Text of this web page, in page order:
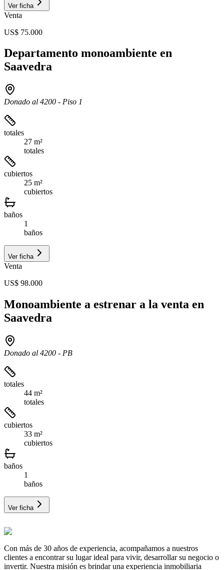
Ver ficha
Venta
US$ 75.000
Departamento monoambiente en
Saavedra
Donado al 4200 - Piso 1
totales
27 m²
totales
cubiertos
25 m²
cubiertos
baños
1
baños
Ver ficha
Venta
US$ 98.000
Monoambiente a estrenar a la venta en
Saavedra
Donado al 4200 - PB
totales
44 m²
totales
cubiertos
33 m²
cubiertos
baños
1
baños
Ver ficha
Con más de 30 años de experiencia, acompañamos a nuestros
clientes a encontrar su lugar ideal para vivir, desarrollar su negocio o
invertir. Nuestra misión es brindar una experiencia inmobiliaria